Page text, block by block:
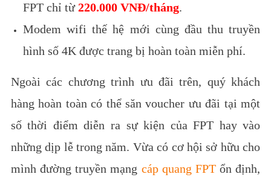
FPT chỉ từ220.000 VNĐ/tháng.
Modem wifi thế hệ mới cùng đầu thu truyền
hình số 4K được trang bị hoàn toàn miễn phí.
Ngoài các chương trình ưu đãi trên, quý khách
hàng hoàn toàn có thể săn voucher ưu đãi tại một
số thời điểm diễn ra sự kiện của FPT hay vào
những dịp lễ trong năm. Vừa có cơ hội sở hữu cho
mình đường truyền mạng cáp quang FPTổn định,